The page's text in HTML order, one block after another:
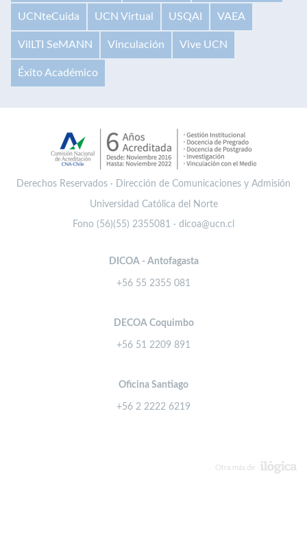
UCNteCuida UCN Virtual USQAI VAEA
VilLTI SeMANN Vinculación Vive UCN
Éxito Académico
Derechos Reservados · Dirección de Comunicaciones y Admisión
Universidad Católica del Norte
Fono (56)(55) 2355081 · dicoa@ucn.cl
DICOA - Antofagasta
+56 55 2355 081
DECOA Coquimbo
+56 51 2209 891
Oficina Santiago
+56 2 2222 6219